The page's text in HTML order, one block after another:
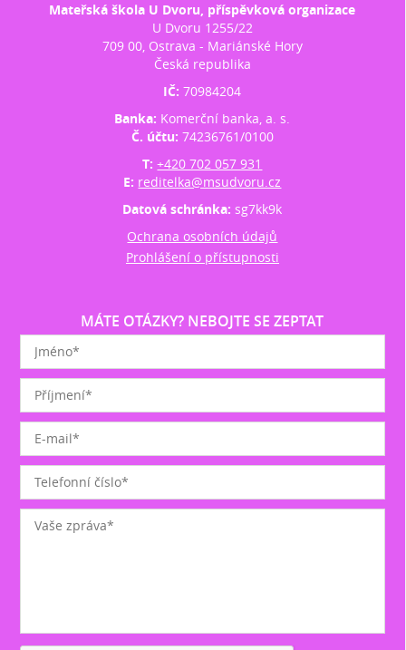
Mateřská škola U Dvoru, příspěvková organizace
U Dvoru 1255/22
709 00, Ostrava - Mariánské Hory
Česká republika
IČ:70984204
Banka: Komerční banka, a. s.
Č. účtu: 74236761/0100
T:+420 702 057 931
E: reditelka@msudvoru.cz
Datová schránka:sg7kk9k
Ochrana osobních údajů
Prohlášení o přístupnosti
MÁTE OTÁZKY? NEBOJTE SE ZEPTAT